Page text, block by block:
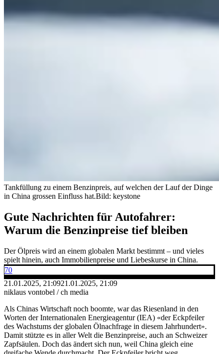
Tankfüllung zu einem Benzinpreis, auf welchen der Lauf der Dinge
in China grossen Einfluss hat.Bild: keystone
Gute Nachrichten für Autofahrer:
Warum die Benzinpreise tief bleiben
Der Ölpreis wird an einem globalen Markt bestimmt – und vieles
spielt hinein, auch Immobilienpreise und Liebeskurse in China.
70
21.01.2025, 21:0921.01.2025, 21:09
niklaus vontobel / ch media
Als Chinas Wirtschaft noch boomte, war das Riesenland in den
Worten der Internationalen Energieagentur (IEA) «der Eckpfeiler
des Wachstums der globalen Ölnachfrage in diesem Jahrhundert».
Damit stützte es in aller Welt die Benzinpreise, auch an Schweizer
Zapfsäulen. Doch das ändert sich nun, weil China gleich eine